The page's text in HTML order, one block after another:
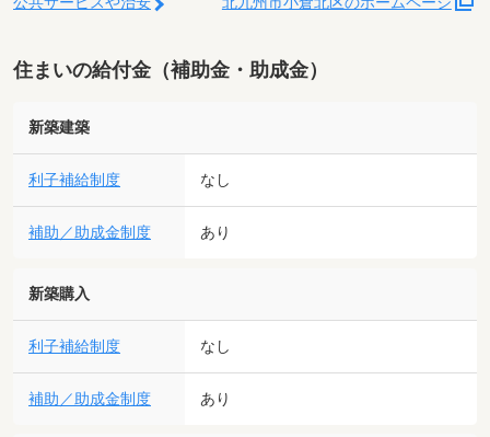
住まいの給付金（補助金・助成金）
新築建築
利子補給制度 なし
補助／助成金制度 あり
新築購入
利子補給制度 なし
補助／助成金制度 あり